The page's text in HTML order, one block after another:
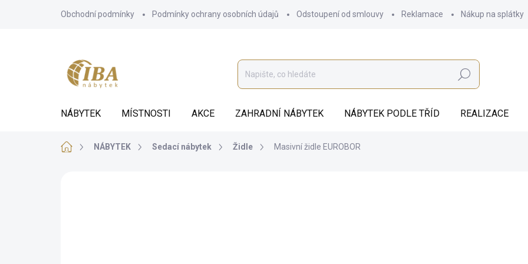
Obchodní podmínky Podmínky ochrany osobních údajů Odstoupení od smlouvy Reklamace Nákup na splátky
Hledat
NÁBYTEK MÍSTNOSTI AKCE ZAHRADNÍ NÁBYTEK NÁBYTEK PODLE TŘÍD REALIZACE
DomůNÁBYTEK Sedací nábytek Židle Masivní židle EUROBOR